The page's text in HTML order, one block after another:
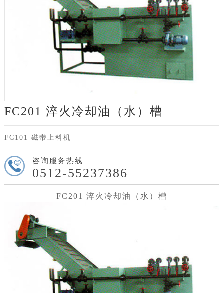
FC201 淬火冷却油（水）槽
FC101 磁带上料机
咨询服务热线
0512-55237386
FC201 淬火冷却油（水）槽